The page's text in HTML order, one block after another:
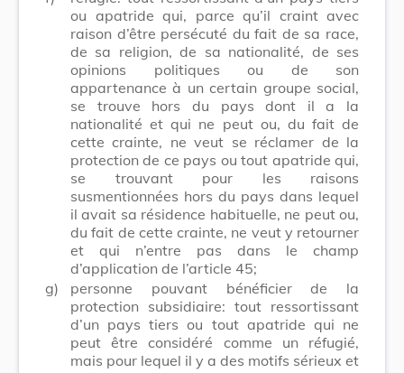
ou apatride qui, parce qu’il craint avec
raison d’être persécuté du fait de sa race,
de sa religion, de sa nationalité, de ses
opinions politiques ou de son
appartenance à un certain groupe social,
se trouve hors du pays dont il a la
nationalité et qui ne peut ou, du fait de
cette crainte, ne veut se réclamer de la
protection de ce pays ou tout apatride qui,
se trouvant pour les raisons
susmentionnées hors du pays dans lequel
il avait sa résidence habituelle, ne peut ou,
du fait de cette crainte, ne veut y retourner
et qui n’entre pas dans le champ
d’application de l’article 45;
g)
personne pouvant bénéficier de la
protection subsidiaire: tout ressortissant
d’un pays tiers ou tout apatride qui ne
peut être considéré comme un réfugié,
mais pour lequel il y a des motifs sérieux et